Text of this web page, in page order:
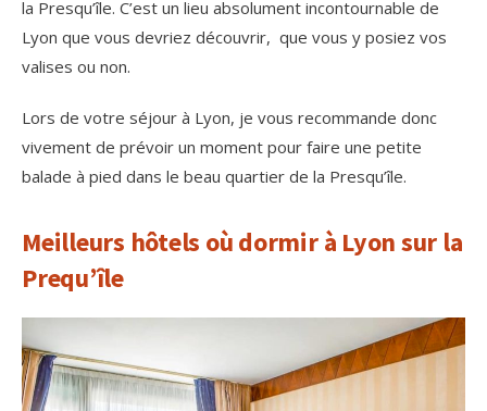
la Presqu’île. C’est un lieu absolument incontournable de
Lyon que vous devriez découvrir, que vous y posiez vos
valises ou non.
Lors de votre séjour à Lyon, je vous recommande donc
vivement de prévoir un moment pour faire une petite
balade à pied dans le beau quartier de la Presqu’île.
Meilleurs hôtels où dormir à Lyon sur la
Prequ’île